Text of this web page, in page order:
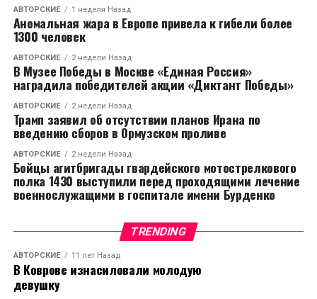
АВТОРСКИЕ 1 неделя Назад
Аномальная жара в Европе привела к гибели более
1300 человек
АВТОРСКИЕ 2 недели Назад
В Музее Победы в Москве «Единая Россия»
наградила победителей акции «Диктант Победы»
АВТОРСКИЕ 2 недели Назад
Трамп заявил об отсутствии планов Ирана по
введению сборов в Ормузском проливе
АВТОРСКИЕ 2 недели Назад
Бойцы агитбригады гвардейского мотострелкового
полка 1430 выступили перед проходящими лечение
военнослужащими в госпитале имени Бурденко
TRENDING
АВТОРСКИЕ 11 лет Назад
В Коврове изнасиловали молодую
девушку